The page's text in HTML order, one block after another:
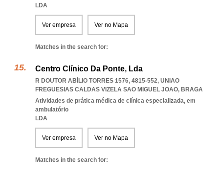
LDA
Ver empresa Ver no Mapa
Matches in the search for:
Centro Clínico Da Ponte, Lda
R DOUTOR ABÍLIO TORRES 1576, 4815-552, UNIAO
FREGUESIAS CALDAS VIZELA SAO MIGUEL JOAO, BRAGA
Atividades de prática médica de clínica especializada, em
ambulatório
LDA
Ver empresa Ver no Mapa
Matches in the search for: